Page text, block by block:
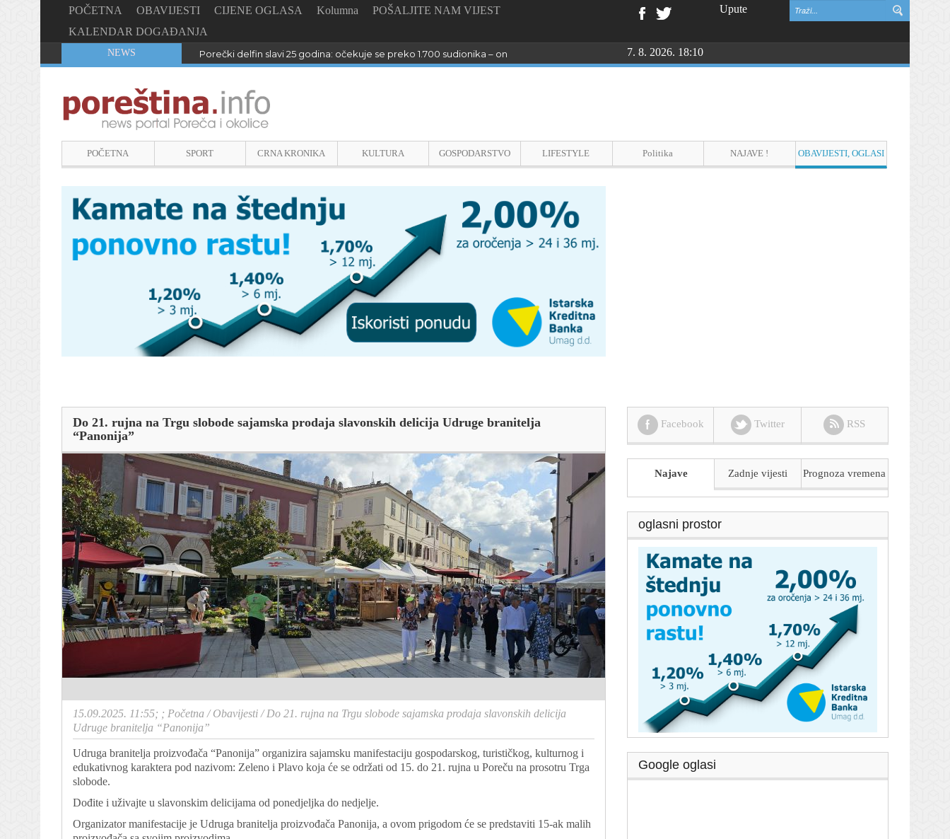
POČETNA OBAVIJESTI CIJENE OGLASA Kolumna
POŠALJITE NAM VIJEST
KALENDAR DOGAĐANJA
Upute
NEWS Porečki delfin slavi 25 godina: očekuje se preko 1.700 sudionika – online prijave do 26. kolovoza7. 8. 2026. 18:10
POČETNA SPORT CRNA KRONIKA KULTURA GOSPODARSTVO LIFESTYLE Politika NAJAVE ! OBAVIJESTI, OGLASI
Do 21. rujna na Trgu slobode sajamska prodaja slavonskih delicija Udruge branitelja
“Panonija”
15.09.2025. 11:55; ; Početna /Obavijesti /Do 21. rujna na Trgu slobode sajamska prodaja slavonskih delicija
Udruge branitelja “Panonija”
Udruga branitelja proizvođača “Panonija” organizira sajamsku manifestaciju gospodarskog, turističkog, kulturnog i
edukativnog karaktera pod nazivom: Zeleno i Plavo koja će se održati od 15. do 21. rujna u Poreču na prosotru Trga
slobode.
Dođite i uživajte u slavonskim delicijama od ponedjeljka do nedjelje.
Organizator manifestacije je Udruga branitelja proizvođača Panonija, a ovom prigodom će se predstaviti 15-ak malih
Facebook Twitter RSS
Najave Zadnje vijesti Prognoza vremena
oglasni prostor
Google oglasi